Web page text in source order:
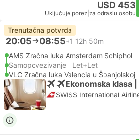
USD 453
Uključuje porez za odraslu osobu
Trenutačna potvrda
20:05 08:55+1 12h 50m
AMS Zračna luka Amsterdam Schiphol
Samopovezivanje | Let+Let
VLC Zračna luka Valencia u Španjolskoj
Ekonomska klasa
SWISS International